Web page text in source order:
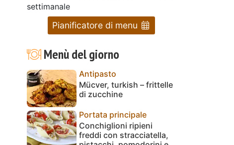
settimanale
Pianificatore di menu
Menù del giorno
Antipasto
Mücver, turkish – frittelle
di zucchine
Portata principale
Conchiglioni ripieni
freddi con stracciatella,